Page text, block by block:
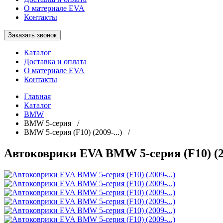
О материале EVA
Контакты
Заказать звонок
Каталог
Доставка и оплата
О материале EVA
Контакты
Главная
Каталог
BMW
BMW 5-серия /
BMW 5-серия (F10) (2009-...) /
Автоковрики EVA BMW 5-серия (F10)